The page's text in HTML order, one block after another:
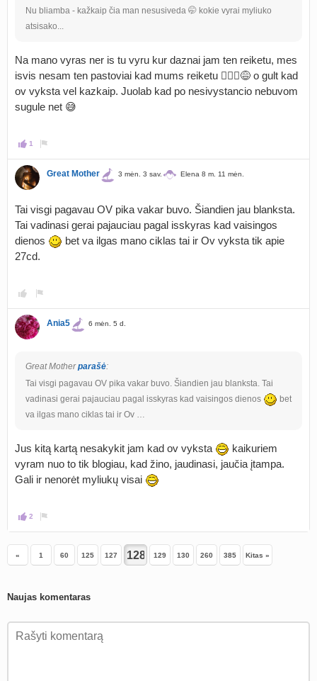
Nu bliamba - kažkaip čia man nesusiveda 🤭 kokie vyrai myliuko
atsisako...
Na mano vyras ner is tu vyru kur daznai jam ten reiketu, mes
isvis nesam ten pastoviai kad mums reiketu 🤷🏻‍♀️😅 o gult kad
ov vyksta vel kazkaip. Juolab kad po nesivystancio nebuvom
sugule net 😅
1
Great Mother 3 mėn. 3 sav. Elena 8 m. 11 mėn.
Tai visgi pagavau OV pika vakar buvo. Šiandien jau blanksta.
Tai vadinasi gerai pajauciau pagal isskyras kad vaisingos
dienos
bet va ilgas mano ciklas tai ir Ov vyksta tik apie
27cd.
Ania5 6 mėn. 5 d.
Great Motherparašė:
Tai visgi pagavau OV pika vakar buvo. Šiandien jau blanksta. Tai
vadinasi gerai pajauciau pagal isskyras kad vaisingos dienos
bet
va ilgas mano ciklas tai ir Ov …
Jus kitą kartą nesakykit jam kad ov vyksta
kaikuriem
vyram nuo to tik blogiau, kad žino, jaudinasi, jaučia įtampa.
Gali ir nenorėt myliukų visai
2
« 1 60 125 127 129 130 260 385 Kitas »
Naujas komentaras